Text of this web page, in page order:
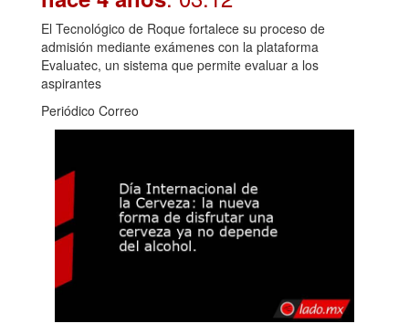
El Tecnológico de Roque fortalece su proceso de
admisión mediante exámenes con la plataforma
Evaluatec, un sistema que permite evaluar a los
aspirantes
Periódico Correo